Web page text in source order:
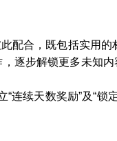
配合，既包括实用的
逐步解锁更多未知内
连续天数奖励”及“锁